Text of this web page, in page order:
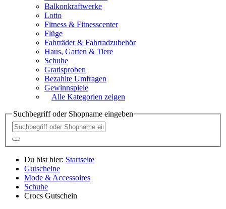
Balkonkraftwerke
Lotto
Fitness & Fitnesscenter
Flüge
Fahrräder & Fahrradzubehör
Haus, Garten & Tiere
Schuhe
Gratisproben
Bezahlte Umfragen
Gewinnspiele
Alle Kategorien zeigen
Suchbegriff oder Shopname eingeben
Du bist hier: Startseite
Gutscheine
Mode & Accessoires
Schuhe
Crocs Gutschein